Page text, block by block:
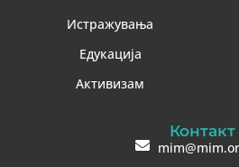
Истражувања
Едукација
Активизам
Контакт